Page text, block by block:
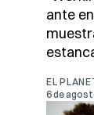
ante
EL
6 de